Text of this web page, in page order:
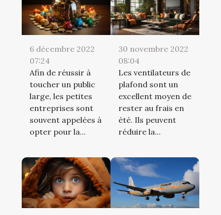
6 décembre 2022
07:24
Afin de réussir à
toucher un public
large, les petites
entreprises sont
souvent appelées à
opter pour la...
30 novembre 2022
08:04
Les ventilateurs de
plafond sont un
excellent moyen de
rester au frais en
été. Ils peuvent
réduire la...